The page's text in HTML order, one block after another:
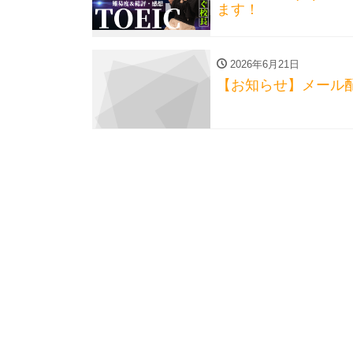
ます！
2026年6月21日
【お知らせ】メール